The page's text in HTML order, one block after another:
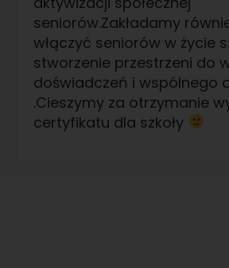
seniorów.Zakładamy
włączyć seniorów w życie
stworzenie przestrzeni do
doświadczeń i wspólnego
.Cieszymy za otrzymanie
certyfikatu dla szkoły